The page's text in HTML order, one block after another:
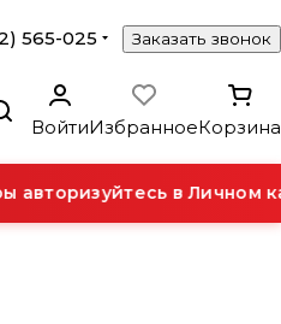
565-025 Заказать звонок
ВойтиИзбранноеКорзина
авторизуйтесь в Личном